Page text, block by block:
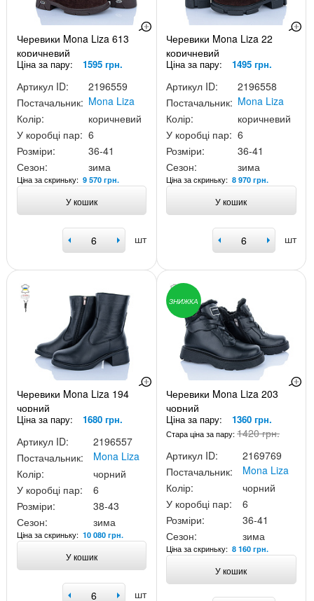
Черевики Mona Liza 613
коричневий
Ціна за пару: 1595 грн.
Артикул ID:
2196559
Постачальник: Mona Liza
Колір:
коричневий
У коробці пар: 6
Розміри:
36-41
Сезон:
зима
Ціна за скриньку: 9 570 грн.
У кошик
шт
Черевики Mona Liza 22
коричневий
Ціна за пару: 1495 грн.
Артикул ID:
2196558
Постачальник: Mona Liza
Колір:
коричневий
У коробці пар: 6
Розміри:
36-41
Сезон:
зима
Ціна за скриньку:8 970 грн.
У кошик
шт
Черевики Mona Liza 194
чорний
Ціна за пару: 1680 грн.
Артикул ID:
2196557
Постачальник:
Mona Liza
Колір:
чорний
У коробці пар:
6
Розміри:
38-43
Сезон:
зима
Ціна за скриньку: 10 080 грн.
У кошик
шт
ЗНИЖКА
Черевики Mona Liza 203
чорний
Ціна за пару: 1360 грн.
Стара ціна за пару:1420 грн.
Артикул ID:
2169769
Постачальник:
Mona Liza
Колір:
чорний
У коробці пар:
6
Розміри:
36-41
Сезон:
зима
Ціна за скриньку:8 160 грн.
У кошик